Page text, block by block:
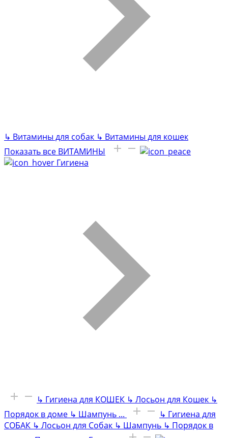
↳ Витамины для собак ↳ Витамины для кошек
Показать все ВИТАМИНЫ
Гигиена
↳ Гигиена для КОШЕК ↳ Лосьон для Кошек ↳
Порядок в доме ↳ Шампунь ... ↳ Гигиена для
СОБАК ↳ Лосьон для Собак ↳ Шампунь ↳ Порядок в